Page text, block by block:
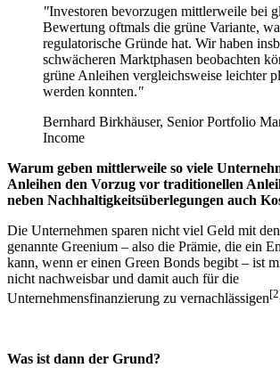
"Investoren bevorzugen mittlerweile bei
Bewertung oftmals die grüne Variante,
regulatorische Gründe hat. Wir haben
schwächeren Marktphasen beobachten
grüne Anleihen vergleichsweise leichter
werden konnten."
Bernhard Birkhäuser, Senior Portfolio
Income
Warum geben mittlerweile so viele
Anleihen den Vorzug vor traditionellen
neben Nachhaltigkeitsüberlegungen auch
Die Unternehmen sparen nicht viel Geld mit den
genannte Greenium – also die Prämie, die ein
kann, wenn er einen Green Bonds begibt – ist
nicht nachweisbar und damit auch für die
Unternehmensfinanzierung zu vernachlässigen
Was ist dann der Grund?